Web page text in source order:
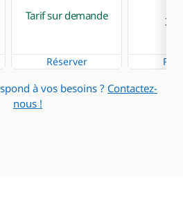
Générateur
Tarif sur demande
Réserver
3
à vos besoins ? Contactez-
nous !